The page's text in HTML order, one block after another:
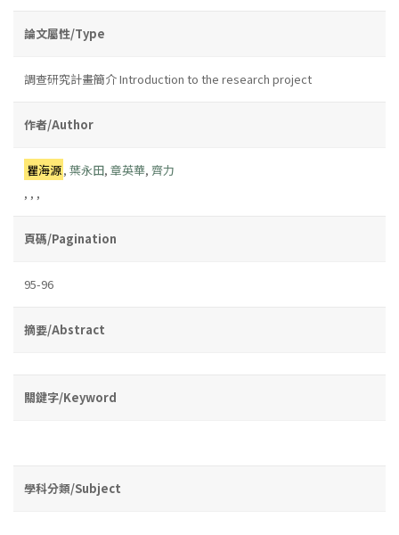
論文屬性/Type
調查研究計畫簡介 Introduction to the research project
作者/Author
瞿海源,葉永田,章英華,齊力
, , ,
頁碼/Pagination
95-96
摘要/Abstract
關鍵字/Keyword
學科分類/Subject